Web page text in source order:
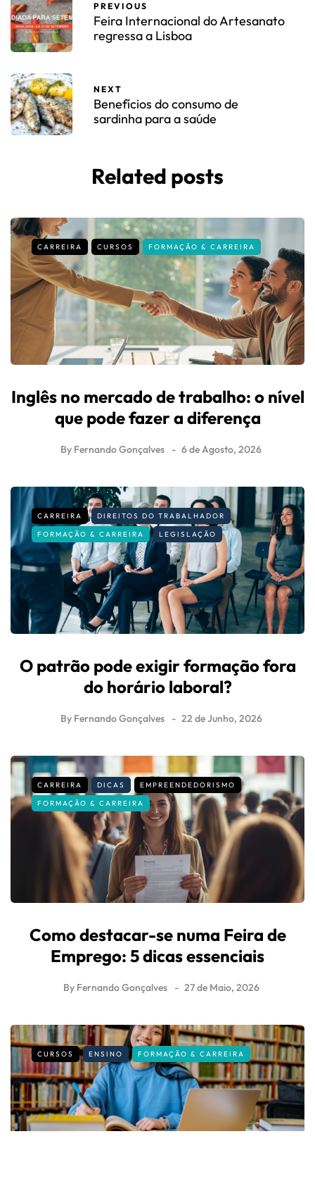
PREVIOUS
Feira Internacional do Artesanato
regressa a Lisboa
NEXT
Benefícios do consumo de
sardinha para a saúde
Related posts
CARREIRA CURSOS FORMAÇÃO & CARREIRA
Inglês no mercado de trabalho: o nível
que pode fazer a diferença
By Fernando Gonçalves 6 de Agosto, 2026
CARREIRA
DIREITOS DO TRABALHADOR
FORMAÇÃO & CARREIRA
LEGISLAÇÃO
O patrão pode exigir formação fora
do horário laboral?
By Fernando Gonçalves 22 de Junho, 2026
CARREIRA DICAS
EMPREENDEDORISMO
FORMAÇÃO & CARREIRA
Como destacar-se numa Feira de
Emprego: 5 dicas essenciais
By Fernando Gonçalves 27 de Maio, 2026
CURSOS ENSINO FORMAÇÃO & CARREIRA